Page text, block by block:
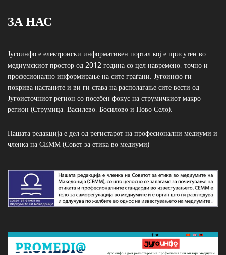
ЗА НАС
Југоинфо е електронски информативен портал кој е присутен во
медиумскиот простор од 2012 година со цел навремено, точно и
професионално информирање на сите граѓани. Југоинфо ги
покрива настаните и ви ги става на располагање сите вести од
Југоисточниот регион со посебен фокус на струмичкиот макро
регион (Струмица, Василево, Босилово и Ново Село).
Нашата редакција е дел од регистарот на професионални медиуми и
членка на СЕММ (Совет за етика во медиуми)